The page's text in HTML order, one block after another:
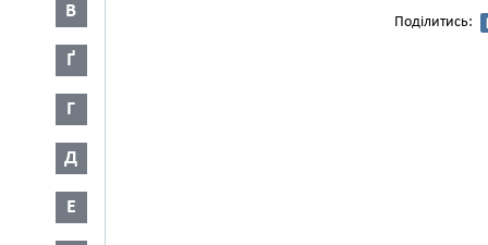
В
Ґ
Г
Д
Е
Поділитись: